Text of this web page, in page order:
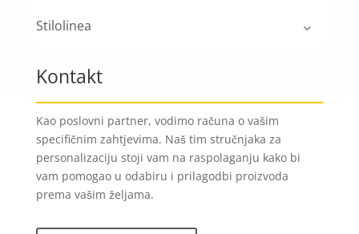
Stilolinea
Kontakt
Kao poslovni partner, vodimo računa o vašim
specifičnim zahtjevima. Naš tim stručnjaka za
personalizaciju stoji vam na raspolaganju kako bi
vam pomogao u odabiru i prilagodbi proizvoda
prema vašim željama.